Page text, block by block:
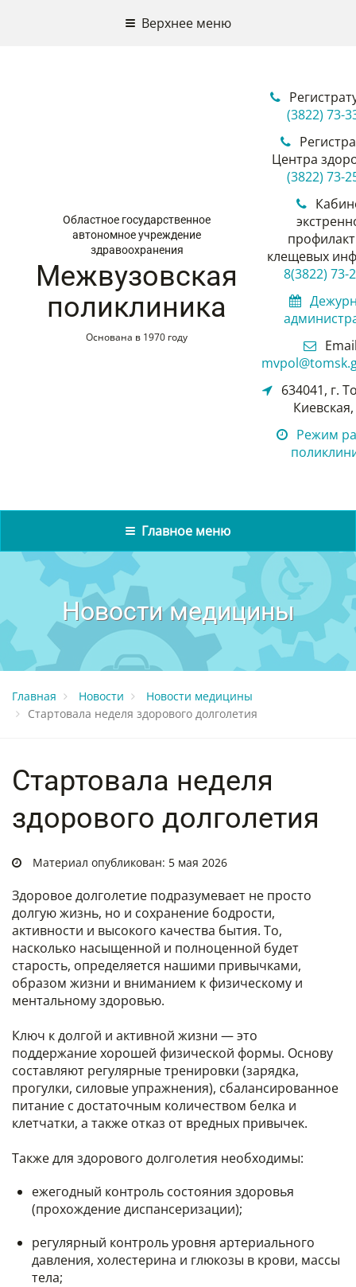
Верхнее меню
Областное государственное
автономное учреждение
здравоохранения
Межвузовская
поликлиника
Основана в 1970 году
(3822) 73-
Центра
(3822) 73-
клещевых
8(3822) 73-
634041, г.
Режим
Главное меню
Новости медицины
Главная Новости
Новости медицины
Стартовала неделя здорового долголетия
Стартовала неделя
здорового долголетия
Материал опубликован: 5 мая 2026
Здоровое долголетие подразумевает не просто
долгую жизнь, но и сохранение бодрости,
активности и высокого качества бытия. То,
насколько насыщенной и полноценной будет
старость, определяется нашими привычками,
образом жизни и вниманием к физическому и
ментальному здоровью.
Ключ к долгой и активной жизни — это
поддержание хорошей физической формы. Основу
составляют регулярные тренировки (зарядка,
прогулки, силовые упражнения), сбалансированное
питание с достаточным количеством белка и
клетчатки, а также отказ от вредных привычек.
Также для здорового долголетия необходимы:
ежегодный контроль состояния здоровья
(прохождение диспансеризации);
регулярный контроль уровня артериального
давления, холестерина и глюкозы в крови, массы
тела;